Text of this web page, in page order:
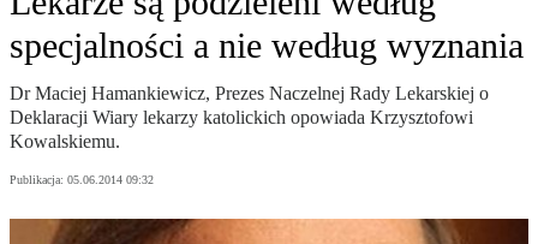
specjalności a nie według wyznania
Dr Maciej Hamankiewicz, Prezes Naczelnej Rady Lekarskiej o
Deklaracji Wiary lekarzy katolickich opowiada Krzysztofowi
Kowalskiemu.
Publikacja: 05.06.2014 09:32